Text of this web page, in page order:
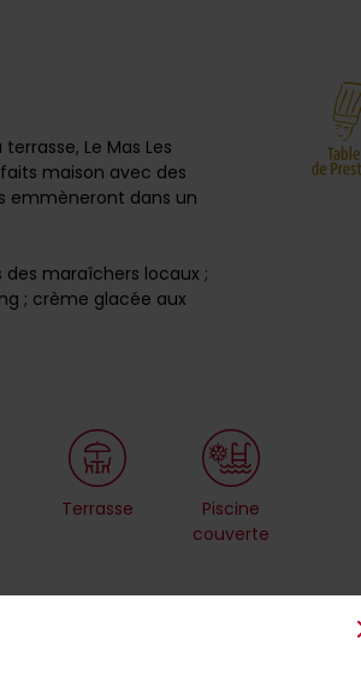
Le Mas Les
maison avec des
emmèneront dans un
des maraîchers locaux ;
; crème glacée aux
Terrasse
Piscine
couverte